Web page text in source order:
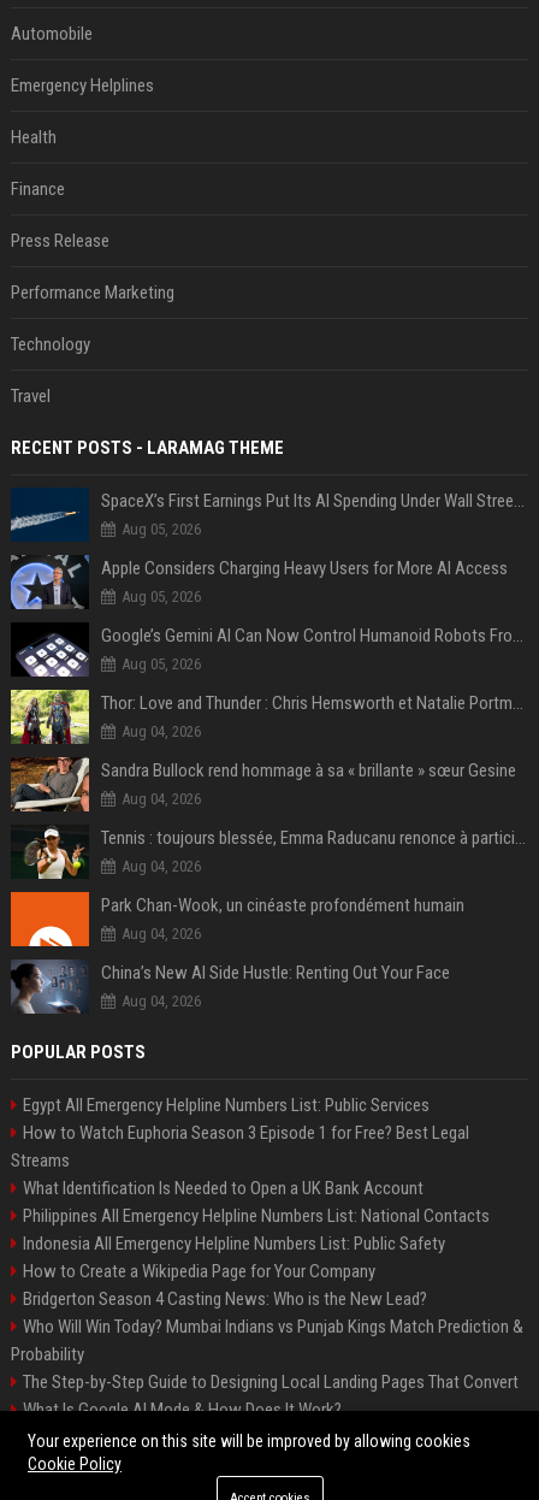
Automobile
Emergency Helplines
Health
Finance
Press Release
Performance Marketing
Technology
Travel
RECENT POSTS - LARAMAG THEME
SpaceX’s First Earnings Put Its AI Spending Under Wall Street Scrutiny
Aug 05, 2026
Apple Considers Charging Heavy Users for More AI Access
Aug 05, 2026
Google’s Gemini AI Can Now Control Humanoid Robots From Head to Toe
Aug 05, 2026
Thor: Love and Thunder : Chris Hemsworth et Natalie Portman sur TF1
Aug 04, 2026
Sandra Bullock rend hommage à sa « brillante » sœur Gesine
Aug 04, 2026
Tennis : toujours blessée, Emma Raducanu renonce à participer à l’US Open
Aug 04, 2026
Park Chan-Wook, un cinéaste profondément humain
Aug 04, 2026
China’s New AI Side Hustle: Renting Out Your Face
Aug 04, 2026
POPULAR POSTS
Egypt All Emergency Helpline Numbers List: Public Services
How to Watch Euphoria Season 3 Episode 1 for Free? Best Legal
Streams
What Identification Is Needed to Open a UK Bank Account
Philippines All Emergency Helpline Numbers List: National Contacts
Indonesia All Emergency Helpline Numbers List: Public Safety
How to Create a Wikipedia Page for Your Company
Bridgerton Season 4 Casting News: Who is the New Lead?
Who Will Win Today? Mumbai Indians vs Punjab Kings Match Prediction &
Probability
The Step-by-Step Guide to Designing Local Landing Pages That Convert
What Is Google AI Mode & How Does It Work?
Backlinks: What They Are & Why They Matter
Your experience on this site will be improved by allowing cookies
Cookie Policy